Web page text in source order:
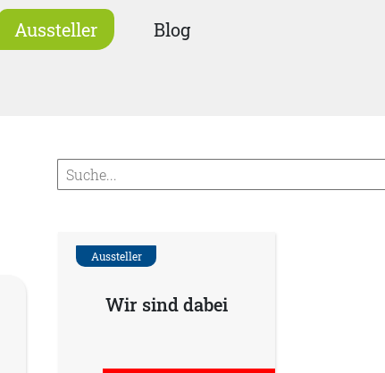
Aussteller
Blog
Aussteller
Wir sind dabei